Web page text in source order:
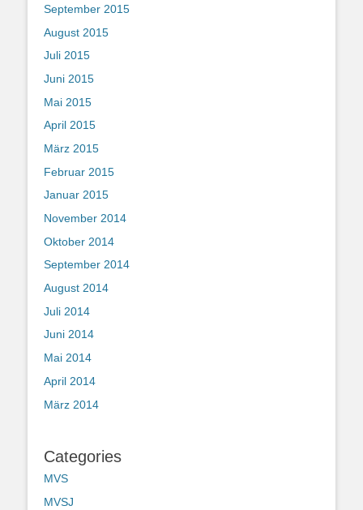
September 2015
August 2015
Juli 2015
Juni 2015
Mai 2015
April 2015
März 2015
Februar 2015
Januar 2015
November 2014
Oktober 2014
September 2014
August 2014
Juli 2014
Juni 2014
Mai 2014
April 2014
März 2014
Categories
MVS
MVSJ